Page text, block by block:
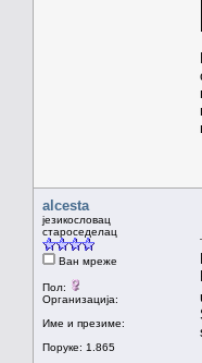
alcesta
језикословац
староседелац
Ван мреже
Пол:
Организација:
Име и презиме:
Поруке: 1.865